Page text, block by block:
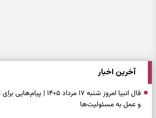
آخرین اخبار
فال انبیا امروز شنبه ۱۷
و عمل به مسئولیت‌ها